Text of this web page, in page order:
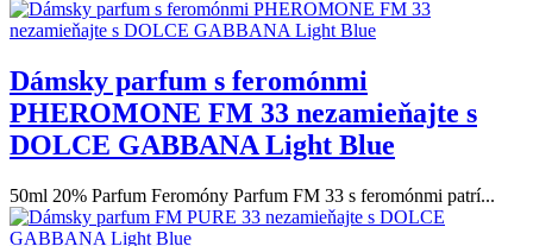
Dámsky parfum s feromónmi
PHEROMONE FM 33 nezamieňajte s
DOLCE GABBANA Light Blue
50ml 20% Parfum Feromóny Parfum FM 33 s feromónmi patrí...